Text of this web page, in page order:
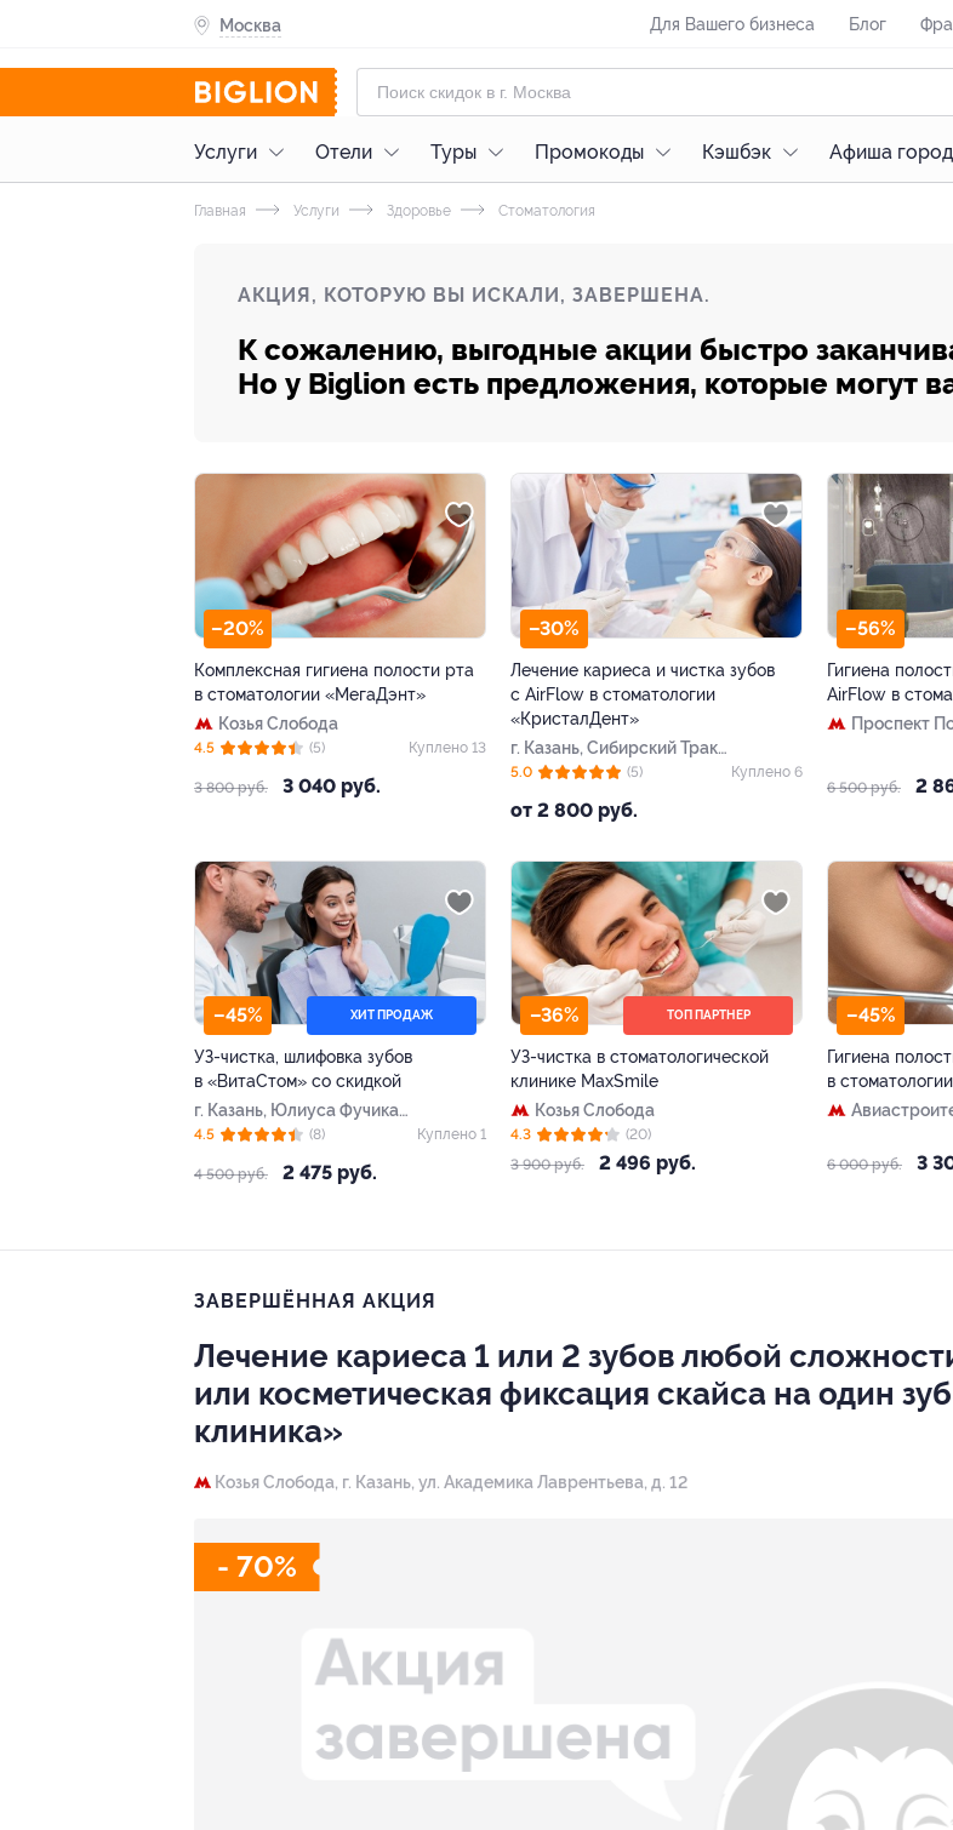
Москва Для Вашего бизнеса Блог
Услуги Отели Туры Промокоды Кэшбэк Афиша
Главная Услуги Здоровье Стоматология
АКЦИЯ, КОТОРУЮ ВЫ ИСКАЛИ, ЗАВЕРШЕНА.
К сожалению, выгодные акции быстро
Но у Biglion есть предложения, которые могут
–20%
Комплексная гигиена полости рта
в стоматологии «МегаДэнт»
Козья Слобода
3 800 руб. 3 040 руб.
4.5 (5) Куплено 13
–30%
Лечение кариеса и чистка зубов
с AirFlow в стоматологии
«КристалДент»
г. Казань, Сибирский Тракт
ул, д. 23
от 2 800 руб.
5.0 (5) Куплено 6
–56%
Гигиена
AirFlow в
Проспект
6 500 руб. 2
–45% ХИТ ПРОДАЖ
УЗ-чистка, шлифовка зубов
в «ВитаСтом» со скидкой
г. Казань, Юлиуса Фучика
ул, д. 34
4 500 руб. 2 475 руб.
4.5 (8) Куплено 1
–36% ТОП ПАРТНЕР
УЗ-чистка в стоматологической
клинике MaxSmile
Козья Слобода
3 900 руб. 2 496 руб.
4.3 (20)
–45%
Гигиена
в
6 000 руб. 3
ЗАВЕРШЁННАЯ АКЦИЯ
Лечение кариеса 1 или 2 зубов любой
или косметическая фиксация скайса на один
клиника»
Козья Слобода, г. Казань, ул. Академика Лаврентьева, д. 12
- 70%